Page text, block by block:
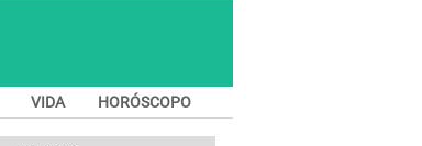
VIDA HORÓSCOPO